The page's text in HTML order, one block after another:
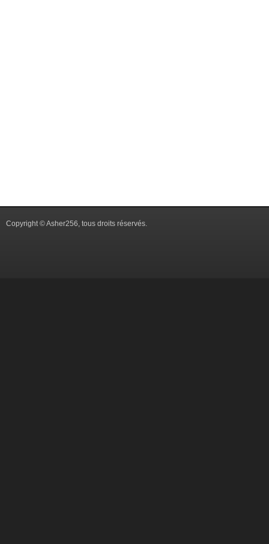
Copyright © Asher256, tous droits réservés.